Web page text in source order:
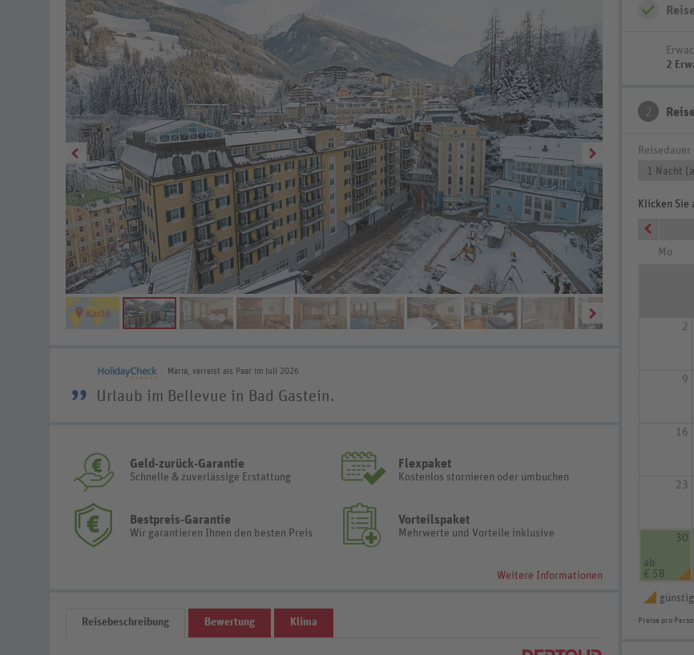
Maria, verreist als Paar im Juli 2026
” Urlaub im Bellevue in Bad Gastein.
Geld-zurück-Garantie
Schnelle & zuverlässige Erstattung
Flexpaket
Kostenlos stornieren oder umbuchen
Bestpreis-Garantie
Wir garantieren Ihnen den besten Preis
Vorteilspaket
Mehrwerte und Vorteile inklusive
Weitere Informationen
Reisebeschreibung Bewertung Klima
2
2
Reisedauer
1 Nacht
Klicken Sie
Mo
2
9
16
23
30
ab
€ 58
Preise pro